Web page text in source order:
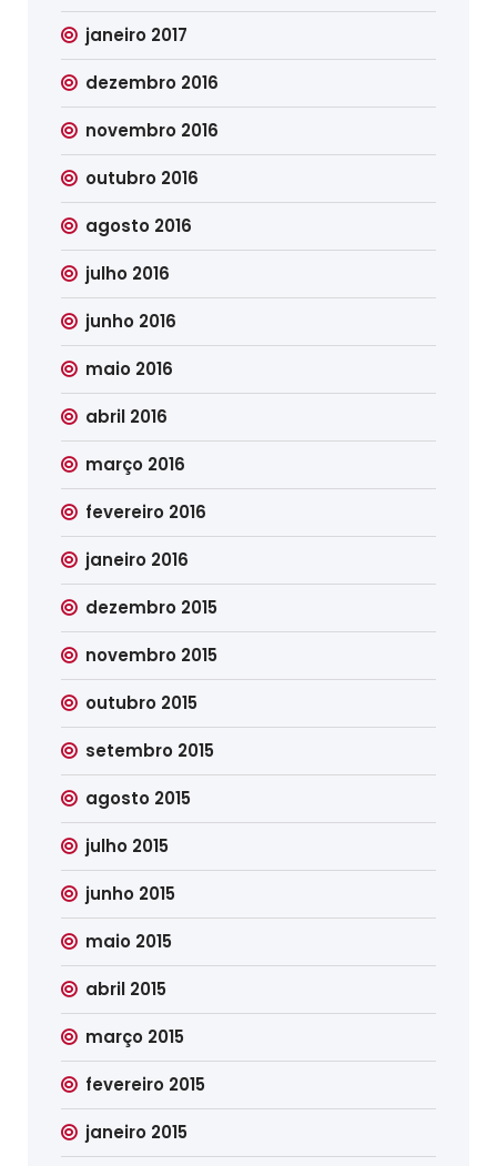
janeiro 2017
dezembro 2016
novembro 2016
outubro 2016
agosto 2016
julho 2016
junho 2016
maio 2016
abril 2016
março 2016
fevereiro 2016
janeiro 2016
dezembro 2015
novembro 2015
outubro 2015
setembro 2015
agosto 2015
julho 2015
junho 2015
maio 2015
abril 2015
março 2015
fevereiro 2015
janeiro 2015